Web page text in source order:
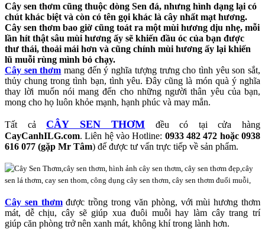
Cây sen thơm cũng thuộc dòng Sen đá, nhưng hình dạng lại có
chút khác biệt và còn có tên gọi khác là cây nhất mạt hương.
Cây sen thơm bao giờ cũng toát ra một mùi hương dịu nhẹ, mỗi
lần hít thật sâu mùi hương ấy sẽ khiến đầu óc của bạn được
thư thái, thoải mái hơn và cũng chính mùi hương ấy lại khiến
lũ muỗi rùng mình bỏ chạy.
Cây sen thơm mang đến ý nghĩa tượng trưng cho tình yêu son sắt,
thủy chung trong tình bạn, tình yêu. Đây cũng là món quà ý nghĩa
thay lời muốn nói mang đến cho những người thân yêu của bạn,
mong cho họ luôn khỏe mạnh, hạnh phúc và may mắn.
Tất cảCÂY SEN THƠM đều có tại cửa hàng
CayCanhILG.com. Liên hệ vào Hotline: 0933 482 472 hoặc 0938
616 077 (gặp Mr Tâm) để được tư vấn trực tiếp về sản phẩm.
Cây sen thơmđược trồng trong văn phòng, với mùi hương thơm
mát, dễ chịu, cây sẽ giúp xua đuôi muỗi hay làm cây trang trí
giúp căn phòng trở nên xanh mát, không khí trong lành hơn.